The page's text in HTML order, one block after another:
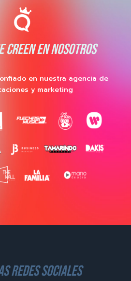
CREEN EN NOSOTROS
en nuestra agencia de
y marketing
redes sociales